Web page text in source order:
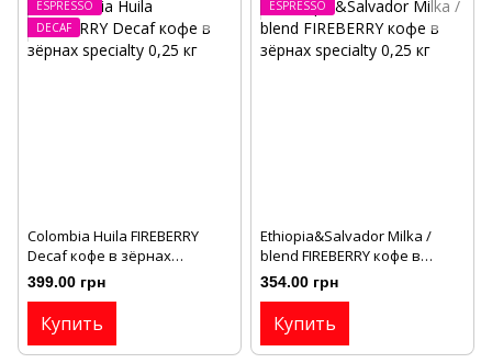
ESPRESSO
DECAF
Сolombia Huila FIREBERRY
Decaf кофе в зёрнах
specialty 0,25 кг
399.00 грн
Купить
ESPRESSO
Ethiopia&Salvador Milka /
blend FIREBERRY кофе в
зёрнах specialty 0,25 кг
354.00 грн
Купить